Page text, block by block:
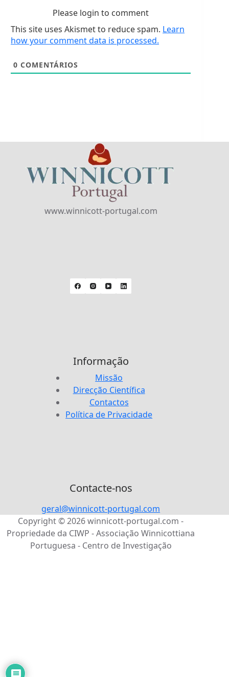
Please login to comment
This site uses Akismet to reduce spam. Learn
how your comment data is processed.
0 COMENTÁRIOS
www.winnicott-portugal.com
Informação
Missão
Direcção Científica
Contactos
Política de Privacidade
Contacte-nos
geral@winnicott-portugal.com
Copyright © 2026 winnicott-portugal.com -
Propriedade da CIWP - Associação Winnicottiana
Portuguesa - Centro de Investigação